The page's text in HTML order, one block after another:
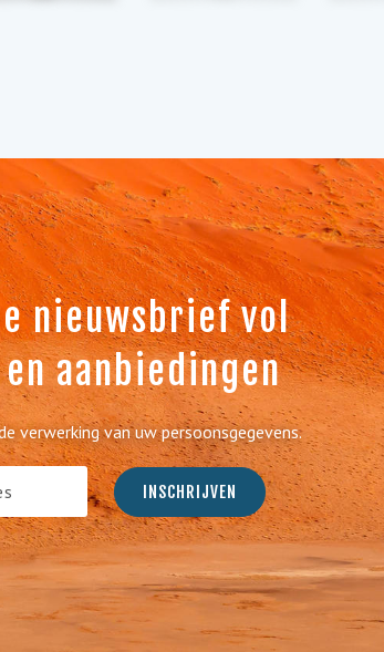
nieuwsbrief vol
aanbiedingen
verwerking van uw persoonsgegevens.